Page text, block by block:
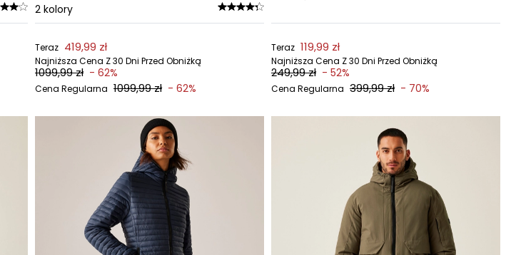
2 kolory
Teraz 419,99 zł
Najniższa Cena Z 30 Dni Przed Obniżką
1099,99 zł - 62%
Cena Regularna 1099,99 zł - 62%
Teraz 119,99 zł
Najniższa Cena Z 30 Dni Przed Obniżką
249,99 zł - 52%
Cena Regularna 399,99 zł - 70%